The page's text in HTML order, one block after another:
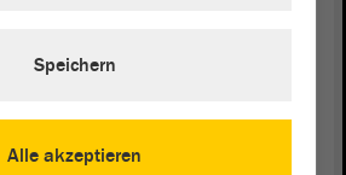
einer übergeordneten
Alle akzeptieren
Speichern